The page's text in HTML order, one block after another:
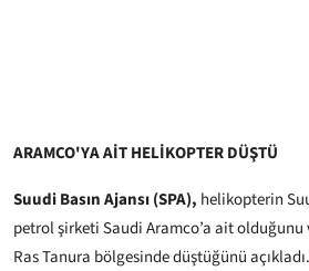
ARAMCO'YA AİT HELİKOPTER DÜŞTÜ
Suudi Basın Ajansı (SPA), helikopterin
petrol şirketi Saudi Aramco’a ait
Ras Tanura bölgesinde düştüğünü açıkladı.